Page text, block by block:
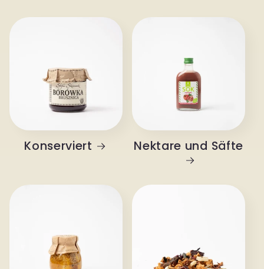
Konserviert Nektare und Säfte